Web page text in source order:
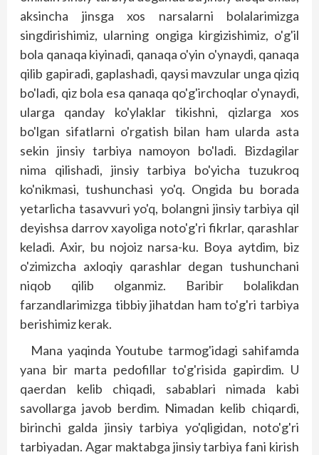
aksincha jinsga xos narsalarni bolalarimizga
singdirishimiz, ularning ongiga kirgizishimiz, o'g'il
bola qanaqa kiyinadi, qanaqa o'yin o'ynaydi, qanaqa
qilib gapiradi, gaplashadi, qaysi mavzular unga qiziq
bo'ladi, qiz bola esa qanaqa qo'g'irchoqlar o'ynaydi,
ularga qanday ko'ylaklar tikishni, qizlarga xos
bo'lgan sifatlarni o'rgatish bilan ham ularda asta
sekin jinsiy tarbiya namoyon bo'ladi. Bizdagilar
nima qilishadi, jinsiy tarbiya bo'yicha tuzukroq
ko'nikmasi, tushunchasi yo'q. Ongida bu borada
yetarlicha tasavvuri yo'q, bolangni jinsiy tarbiya qil
deyishsa darrov xayo­liga noto'g'ri fikrlar, qarashlar
keladi. Axir, bu nojoiz narsa-ku. Boya aytdim, biz
o'zimizcha axloqiy qarashlar degan tushunchani
niqob qilib olganmiz. Baribir bolalikdan
farzandlarimizga tibbiy jihatdan ham to'g'ri tarbiya
berishimiz kerak.
Mana yaqinda Youtube tarmog'idagi sahifamda
yana bir marta pedofillar to'g'risida gapirdim. U
qaerdan kelib chiqadi, sabablari nimada kabi
savollarga javob berdim. Nimadan kelib chiqardi,
birinchi galda jinsiy tarbiya yo'qligidan, noto'g'ri
tarbiyadan. Agar maktabga jinsiy tarbiya fani kirish